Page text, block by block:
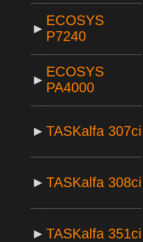
►
ECOSYS
P7240
►
ECOSYS
PA4000
► TASKalfa 307ci
► TASKalfa 308ci
► TASKalfa 351ci